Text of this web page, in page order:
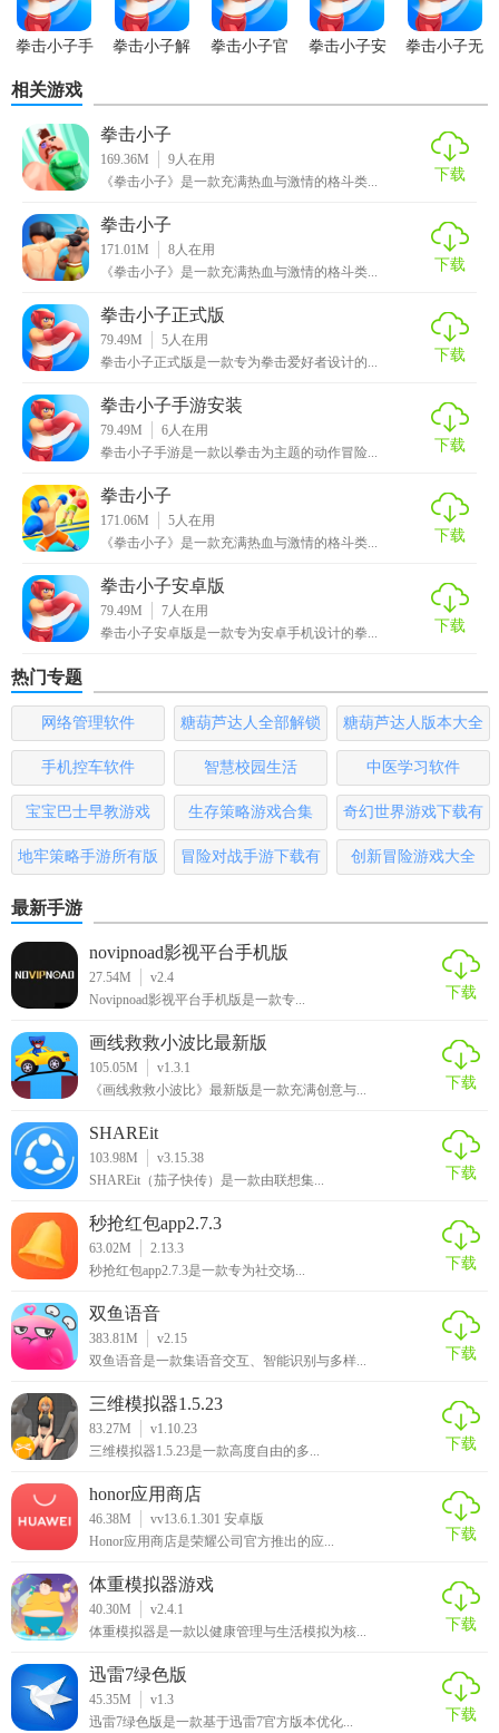
击后的硬直时间进行反击。
拳击小子游戏内容
1. 多样化角色：提供多个可解锁的拳击手角色，每个角色拥
有独特技能和外观。
2. 丰富场景：从简陋的街头巷战到豪华的体育馆，场景变化
多样。
3. 挑战任务：完成各种挑战任务，获取奖励，解锁新角色和
道具。
1. 简单易上手：操作直观，适合各年龄层玩家。
3. 视觉享受：精美的画面和流畅的动画效果，带来沉浸式体
验。
4. 社交互动：支持在线对战，与全球玩家一决高下。
拳击小子游戏测评
拳击小子以其独特的艺术风格、流畅的操作体验以及丰富的
游戏内容赢得了玩家们的喜爱。其结合了策略与操作的玩法
模式，让每一场比赛都充满变数，既考验玩家的技术也考验
智慧。此外，游戏定期更新保证了内容的持续新鲜感，是休
闲游戏中不可多得的一款佳作。
拳击小子手
拳击小子解
拳击小子官
拳击小子安
拳击小子无
相关游戏
拳击小子
169.36M 9 人在用
《拳击小子》是一款充满热血与激情的格斗类...
下载
拳击小子
171.01M 8 人在用
《拳击小子》是一款充满热血与激情的格斗类...
下载
拳击小子正式版
79.49M 5 人在用
拳击小子正式版是一款专为拳击爱好者设计的...
下载
拳击小子手游安装
79.49M 6 人在用
拳击小子手游是一款以拳击为主题的动作冒险...
下载
拳击小子
171.06M 5 人在用
《拳击小子》是一款充满热血与激情的格斗类...
下载
拳击小子安卓版
79.49M 7 人在用
拳击小子安卓版是一款专为安卓手机设计的拳...
下载
热门专题
网络管理软件
糖葫芦达人全部解锁
版
糖葫芦达人版本大全
手机控车软件 智慧校园生活 中医学习软件
宝宝巴士早教游戏 生存策略游戏合集
奇幻世界游戏下载有
哪些
地牢策略手游所有版
冒险对战手游下载有
创新冒险游戏大全
最新手游
novipnoad影视平台手机版
27.54M
v2.4
Novipnoad影视平台手机版是一款专...
下载
画线救救小波比最新版
105.05M
v1.3.1
《画线救救小波比》最新版是一款充满创意与...
下载
SHAREit
103.98M
v3.15.38
SHAREit（茄子快传）是一款由联想集...
下载
秒抢红包app2.7.3
63.02M
2.13.3
秒抢红包app2.7.3是一款专为社交场...
下载
双鱼语音
383.81M
v2.15
双鱼语音是一款集语音交互、智能识别与多样...
下载
三维模拟器1.5.23
83.27M
v1.10.23
三维模拟器1.5.23是一款高度自由的多...
下载
honor应用商店
46.38M
vv13.6.1.301 安卓版
Honor应用商店是荣耀公司官方推出的应...
下载
体重模拟器游戏
40.30M
v2.4.1
体重模拟器是一款以健康管理与生活模拟为核...
下载
迅雷7绿色版
45.35M
v1.3
迅雷7绿色版是一款基于迅雷7官方版本优化...
下载